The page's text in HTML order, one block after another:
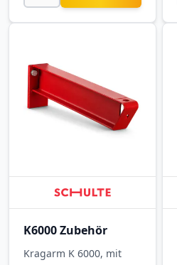
K6000 Zubehör
Kragarm K 6000, mit